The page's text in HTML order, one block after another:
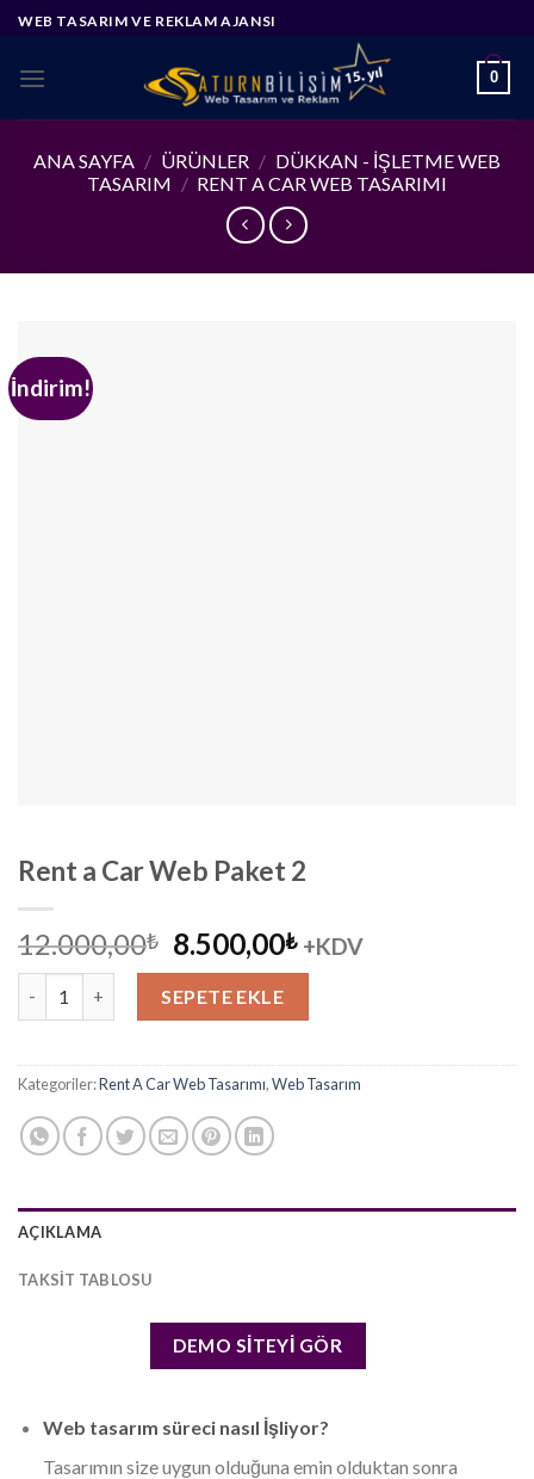
Skip
content
WEB TASARIM VE REKLAM AJANSI
0
ANA SAYFA / ÜRÜNLER / DÜKKAN - İŞLETME WEB
TASARIM / RENT A CAR WEB TASARIMI
İndirim!
Rent a Car Web Paket 2
12.000,00₺ Orijinal
fiyat:
12.000,00₺.
8.500,00₺Şu
andaki
8.500,00₺.
+KDV
SEPETE EKLE
Kategoriler:Rent A Car Web Tasarımı,Web Tasarım
AÇIKLAMA
TAKSIT TABLOSU
DEMO SİTEYİ GÖR
Web tasarım süreci nasıl İşliyor?
Tasarımın size uygun olduğuna emin olduktan sonra